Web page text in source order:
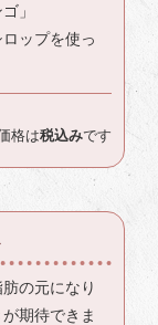
」
ップを使っ
格は税込みです
の元になり
期待できま